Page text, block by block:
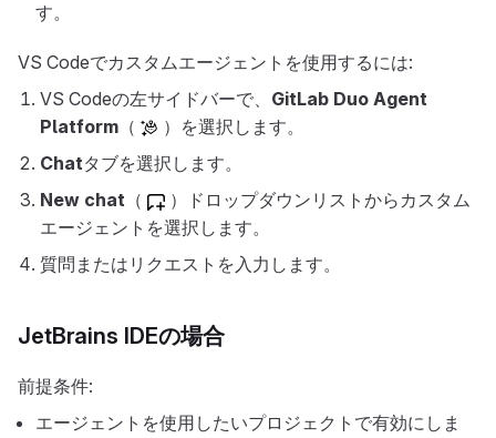
す。
VS Codeでカスタムエージェントを使用するには:
VS Codeの左サイドバーで、 GitLab Duo Agent
Platform （
）を選択します。
Chatタブを選択します。
New chat （
）ドロップダウンリストからカスタム
エージェントを選択します。
質問またはリクエストを入力します。
JetBrains IDEの場合
前提条件:
エージェントを使用したいプロジェクトで有効にしま